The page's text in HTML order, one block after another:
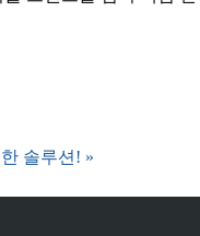
솔루션! »